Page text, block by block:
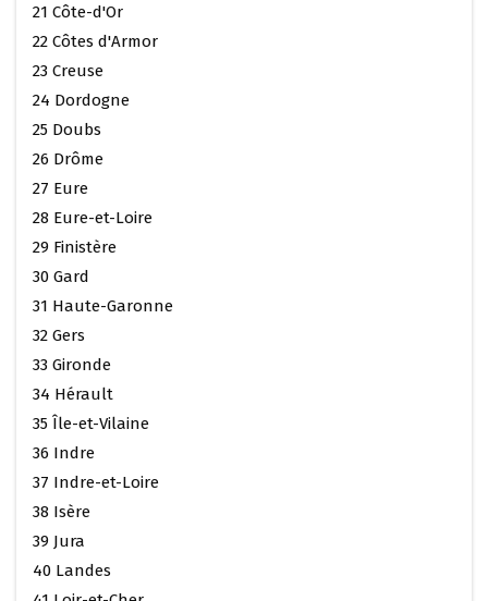
21 Côte-d'Or
22 Côtes d'Armor
23 Creuse
24 Dordogne
25 Doubs
26 Drôme
27 Eure
28 Eure-et-Loire
29 Finistère
30 Gard
31 Haute-Garonne
32 Gers
33 Gironde
34 Hérault
35 Île-et-Vilaine
36 Indre
37 Indre-et-Loire
38 Isère
39 Jura
40 Landes